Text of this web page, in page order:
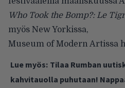
Who Took the Bomp?: Le
myös New Yorkissa,
Museum of Modern Artissa
Lue myös: Tilaa Rumban
kahvitauolla puhutaan!